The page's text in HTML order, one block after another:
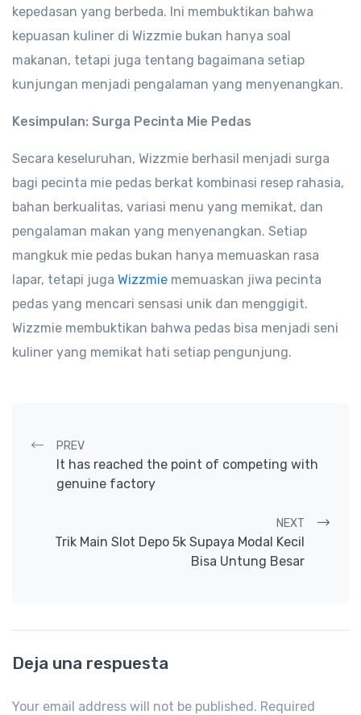
kepedasan yang berbeda. Ini membuktikan bahwa
kepuasan kuliner di Wizzmie bukan hanya soal
makanan, tetapi juga tentang bagaimana setiap
kunjungan menjadi pengalaman yang menyenangkan.
Kesimpulan: Surga Pecinta Mie Pedas
Secara keseluruhan, Wizzmie berhasil menjadi surga
bagi pecinta mie pedas berkat kombinasi resep rahasia,
bahan berkualitas, variasi menu yang memikat, dan
pengalaman makan yang menyenangkan. Setiap
mangkuk mie pedas bukan hanya memuaskan rasa
lapar, tetapi juga Wizzmie memuaskan jiwa pecinta
pedas yang mencari sensasi unik dan menggigit.
Wizzmie membuktikan bahwa pedas bisa menjadi seni
kuliner yang memikat hati setiap pengunjung.
Post navigation
PREV
It has reached the point of competing with
genuine factory
NEXT
Trik Main Slot Depo 5k Supaya Modal Kecil
Bisa Untung Besar
Deja una respuesta
Your email address will not be published. Required